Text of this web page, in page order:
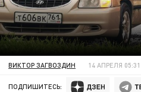
ВИКТОР ЗАГВОЗДИН 14 АПРЕЛЯ 05:31
ПОДПИШИТЕСЬ: